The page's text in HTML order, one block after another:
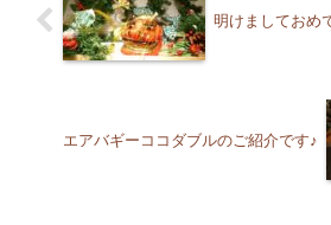
明けましておめ
エアバギーココダブルのご紹介です♪